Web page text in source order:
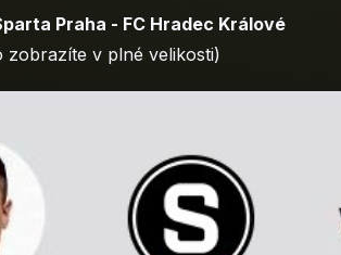
Praha - FC Hradec Králové
v plné velikosti)